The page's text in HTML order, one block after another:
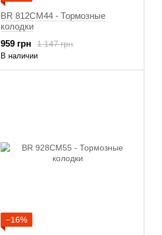
BR 812CM44 - Тормозные
колодки
1 147 грн
959 грн
В наличии
−16%